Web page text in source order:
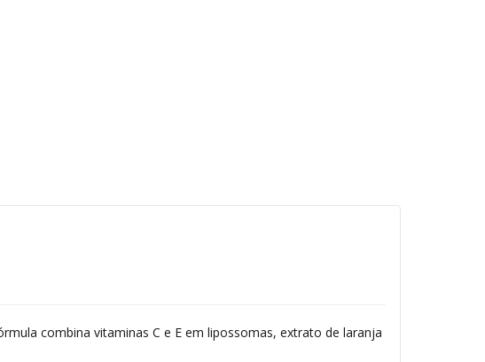
combina vitaminas C e E em lipossomas, extrato de laranja